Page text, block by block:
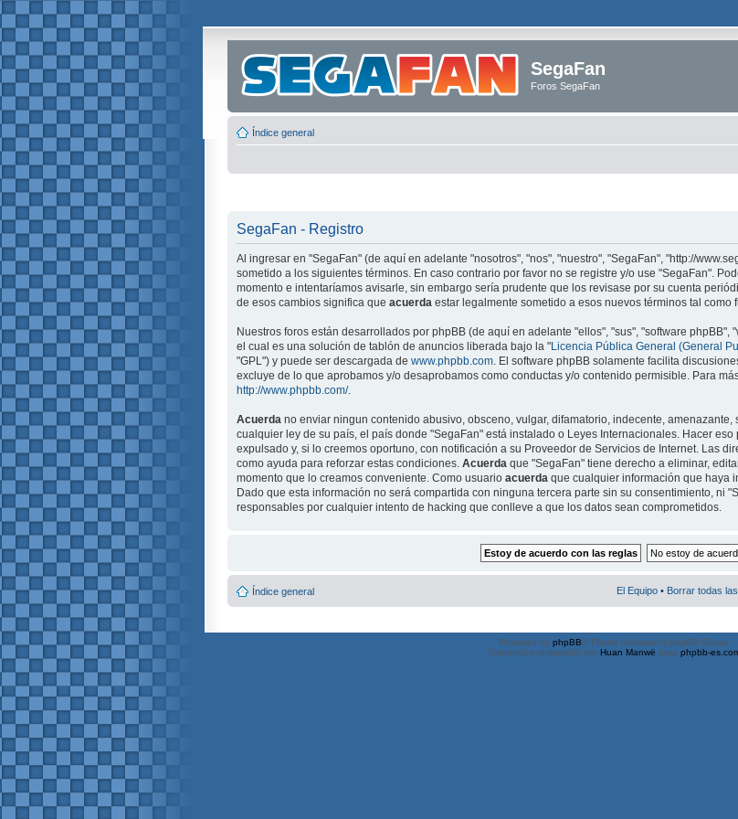
SegaFan
Foros SegaFan
Índice general
SegaFan - Registro
Al ingresar en "SegaFan" (de aquí en adelante "nosotros", "nos", "nuestro", "SegaFan", "http://
sometido a los siguientes términos. En caso contrario por favor no se registre y/o use "SegaFan".
momento e intentaríamos avisarle, sin embargo sería prudente que los revisase por su cuenta
de esos cambios significa que acuerda estar legalmente sometido a esos nuevos términos tal como
Nuestros foros están desarrollados por phpBB (de aquí en adelante "ellos", "sus", "software phpBB",
el cual es una solución de tablón de anuncios liberada bajo la "Licencia Pública General (General
"GPL") y puede ser descargada de www.phpbb.com. El software phpBB solamente facilita
excluye de lo que aprobamos y/o desaprobamos como conductas y/o contenido permisible. Para
http://www.phpbb.com/.
Acuerda no enviar ningun contenido abusivo, obsceno, vulgar, difamatorio, indecente,
cualquier ley de su país, el país donde "SegaFan" está instalado o Leyes Internacionales. Hacer
expulsado y, si lo creemos oportuno, con notificación a su Proveedor de Servicios de Internet. Las
como ayuda para reforzar estas condiciones. Acuerda que "SegaFan" tiene derecho a eliminar,
momento que lo creamos conveniente. Como usuario acuerda que cualquier información que haya
Dado que esta información no será compartida con ninguna tercera parte sin su consentimiento, ni
responsables por cualquier intento de hacking que conlleve a que los datos sean comprometidos.
Índice general El Equipo • Borrar todas
Powered by phpBB® Forum Software © phpBB Group
Traducción al español por Huan Manwë para phpbb-